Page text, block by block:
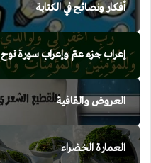
أفكار ونصائح في الكتابة
إعراب جزء عمّ وإعراب سورة نوح
العروض والقافية
العمارة الخضراء